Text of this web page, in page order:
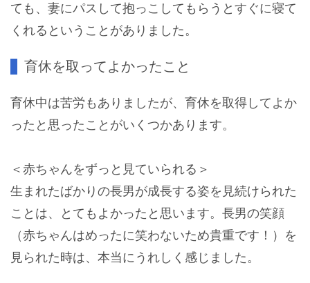
ても、妻にパスして抱っこしてもらうとすぐに寝て
くれるということがありました。
育休を取ってよかったこと
育休中は苦労もありましたが、育休を取得してよか
ったと思ったことがいくつかあります。
＜赤ちゃんをずっと見ていられる＞
生まれたばかりの長男が成長する姿を見続けられた
ことは、とてもよかったと思います。長男の笑顔
（赤ちゃんはめったに笑わないため貴重です！）を
見られた時は、本当にうれしく感じました。